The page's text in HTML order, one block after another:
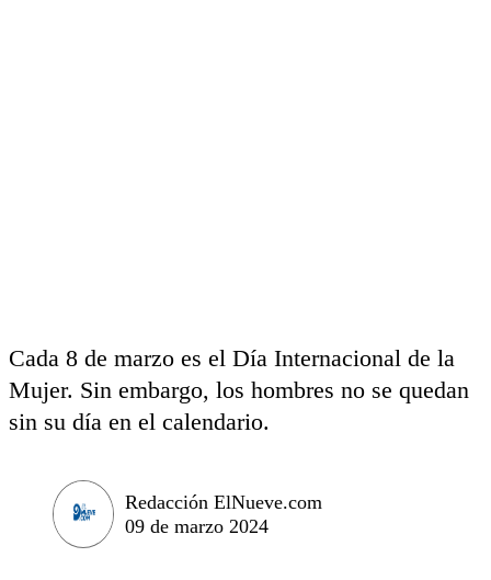
Cada 8 de marzo es el Día Internacional de la
Mujer. Sin embargo, los hombres no se quedan
sin su día en el calendario.
Redacción ElNueve.com
09 de marzo 2024